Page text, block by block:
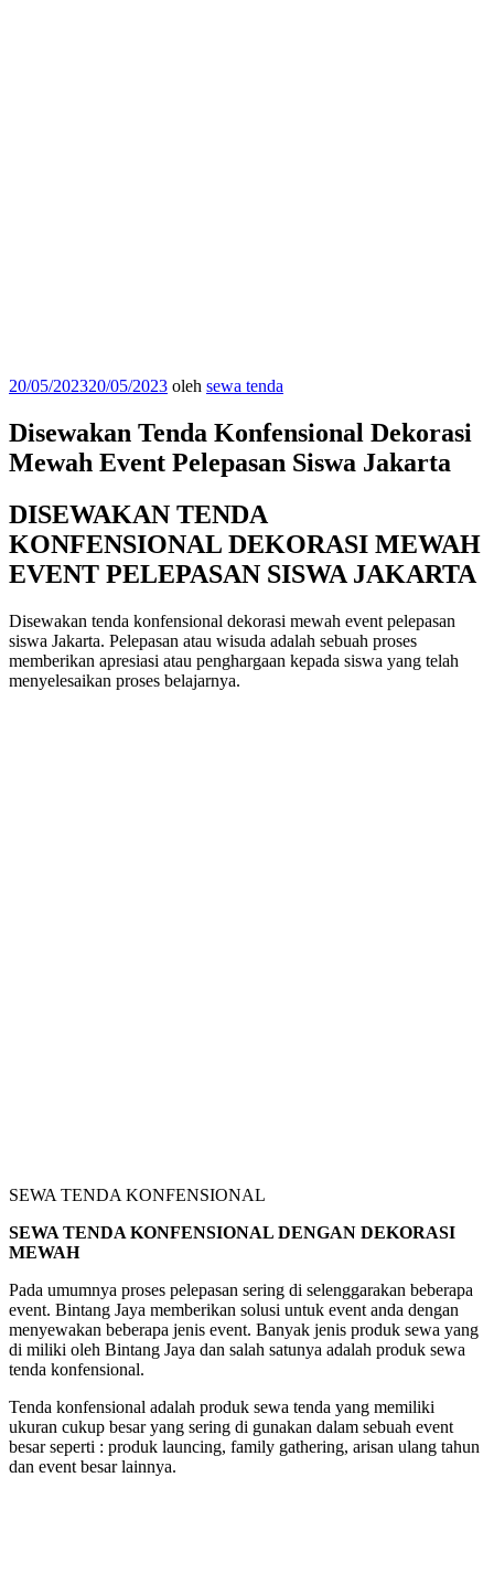
Diposkan
20/05/202320/05/2023 oleh sewa tenda
Disewakan Tenda Konfensional Dekorasi
Mewah Event Pelepasan Siswa Jakarta
DISEWAKAN TENDA
KONFENSIONAL DEKORASI MEWAH
EVENT PELEPASAN SISWA JAKARTA
Disewakan tenda konfensional dekorasi mewah event pelepasan
siswa Jakarta. Pelepasan atau wisuda adalah sebuah proses
memberikan apresiasi atau penghargaan kepada siswa yang telah
menyelesaikan proses belajarnya.
SEWA TENDA KONFENSIONAL
SEWA TENDA KONFENSIONAL DENGAN DEKORASI
MEWAH
Pada umumnya proses pelepasan sering di selenggarakan beberapa
event. Bintang Jaya memberikan solusi untuk event anda dengan
menyewakan beberapa jenis event. Banyak jenis produk sewa yang
di miliki oleh Bintang Jaya dan salah satunya adalah produk sewa
tenda konfensional.
Tenda konfensional adalah produk sewa tenda yang memiliki
ukuran cukup besar yang sering di gunakan dalam sebuah event
besar seperti : produk launcing, family gathering, arisan ulang tahun
dan event besar lainnya.